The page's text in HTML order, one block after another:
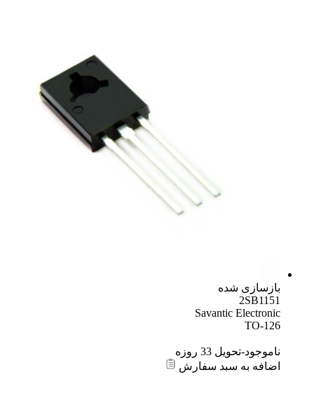
بازسازی شده
2SB1151
Savantic Electronic
TO-126
ناموجود-تحویل 33 روزه
اضافه به سبد سفارش